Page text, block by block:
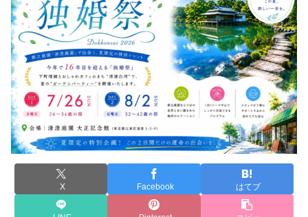
X Facebook はてブ